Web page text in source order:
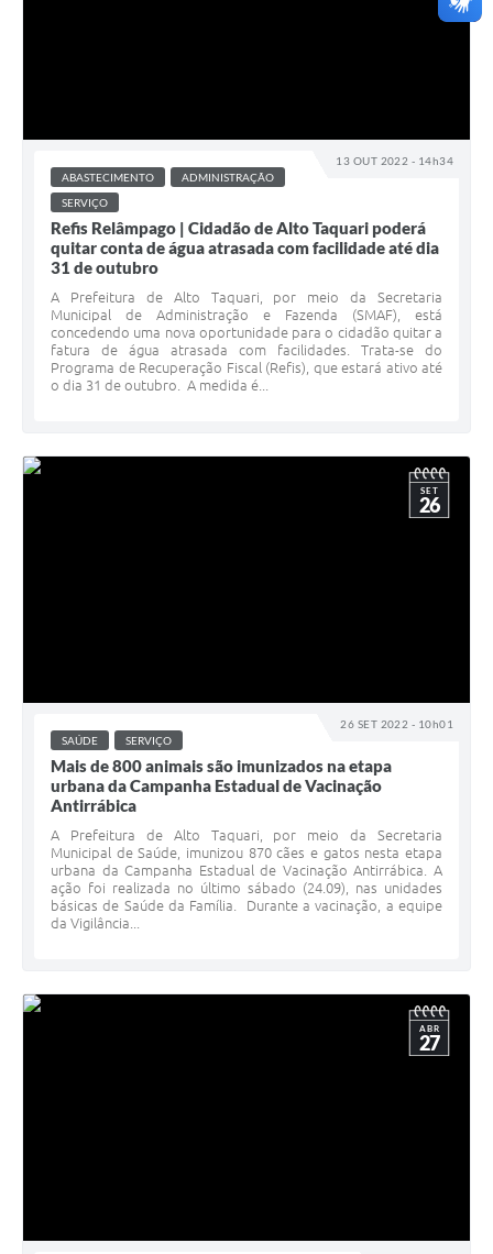
13 OUT 2022 - 14h34
ABASTECIMENTO
ADMINISTRAÇÃO
SERVIÇO
Refis Relâmpago | Cidadão de Alto Taquari poderá
quitar conta de água atrasada com facilidade até dia
31 de outubro
A Prefeitura de Alto Taquari, por meio da Secretaria
Municipal de Administração e Fazenda (SMAF), está
concedendo uma nova oportunidade para o cidadão quitar a
fatura de água atrasada com facilidades. Trata-se do
Programa de Recuperação Fiscal (Refis), que estará ativo até
o dia 31 de outubro. A medida é...
26 SET 2022 - 10h01
SET
26
SAÚDE SERVIÇO
Mais de 800 animais são imunizados na etapa
urbana da Campanha Estadual de Vacinação
Antirrábica
A Prefeitura de Alto Taquari, por meio da Secretaria
Municipal de Saúde, imunizou 870 cães e gatos nesta etapa
urbana da Campanha Estadual de Vacinação Antirrábica. A
ação foi realizada no último sábado (24.09), nas unidades
básicas de Saúde da Família. Durante a vacinação, a equipe
da Vigilância...
ABR
27